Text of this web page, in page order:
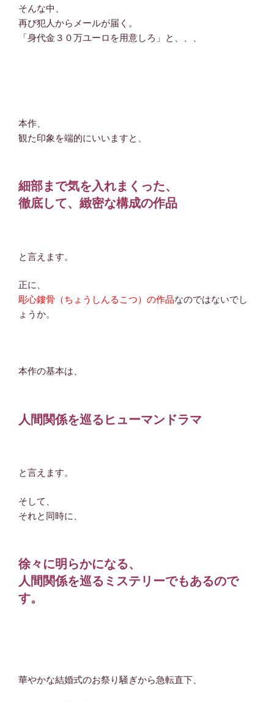
そんな中、
再び犯人からメールが届く。
「身代金３０万ユーロを用意しろ」と、、、
本作、
観た印象を端的にいいますと、
細部まで気を入れまくった、
徹底して、緻密な構成の作品
と言えます。
正に、
彫心鏤骨（ちょうしんるこつ）の作品なのではないでし
ょうか。
本作の基本は、
人間関係を巡るヒューマンドラマ
と言えます。
そして、
それと同時に、
徐々に明らかになる、
人間関係を巡るミステリーでもあるので
す。
華やかな結婚式のお祭り騒ぎから急転直下、